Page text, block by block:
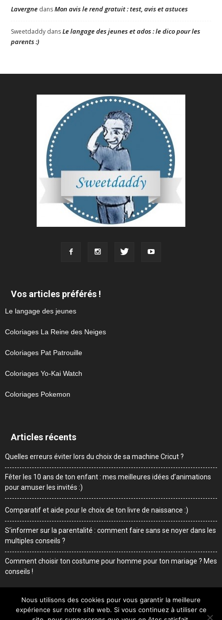
Lavergne dansMon avis le rend gratuit : test, avis et astuces
Sweetdaddy dansLe langage des jeunes et ados : le dico pour les
parents :)
Vos articles préférés !
Le langage des jeunes
Coloriages La Reine des Neiges
Coloriages Pat Patrouille
Coloriages Yo-Kai Watch
Coloriages Pokemon
Articles récents
Quelles erreurs éviter lors du choix de sa machine Cricut ?
Fêter les 10 ans de ton enfant : mes meilleures idées d’animations
pour amuser les invités :)
Comparatif et aide pour le choix de ton livre de naissance :)
S’informer sur la parentalité : comment faire sans se noyer dans les
multiples conseils ?
Comment choisir ton costume pour homme pour ton mariage ? Mes
conseils !
Nous utilisons des cookies pour vous garantir la meilleure
expérience sur notre site web. Si vous continuez à utiliser ce